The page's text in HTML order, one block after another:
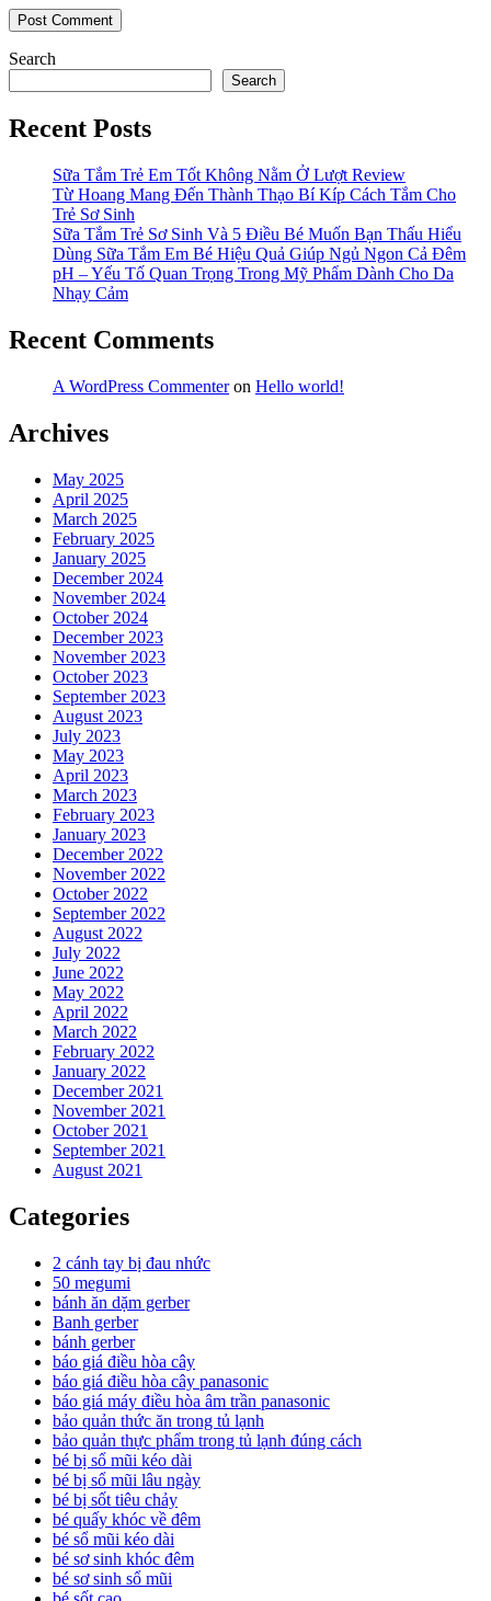
Search
Search
Recent Posts
Sữa Tắm Trẻ Em Tốt Không Nằm Ở Lượt Review
Từ Hoang Mang Đến Thành Thạo Bí Kíp Cách Tắm Cho
Trẻ Sơ Sinh
Sữa Tắm Trẻ Sơ Sinh Và 5 Điều Bé Muốn Bạn Thấu Hiểu
Dùng Sữa Tắm Em Bé Hiệu Quả Giúp Ngủ Ngon Cả Đêm
pH – Yếu Tố Quan Trọng Trong Mỹ Phẩm Dành Cho Da
Nhạy Cảm
Recent Comments
A WordPress Commenteron Hello world!
Archives
May 2025
April 2025
March 2025
February 2025
January 2025
December 2024
November 2024
October 2024
December 2023
November 2023
October 2023
September 2023
August 2023
July 2023
May 2023
April 2023
March 2023
February 2023
January 2023
December 2022
November 2022
October 2022
September 2022
August 2022
July 2022
June 2022
May 2022
April 2022
March 2022
February 2022
January 2022
December 2021
November 2021
October 2021
September 2021
August 2021
Categories
2 cánh tay bị đau nhức
50 megumi
bánh ăn dặm gerber
Banh gerber
bánh gerber
báo giá điều hòa cây
báo giá điều hòa cây panasonic
báo giá máy điều hòa âm trần panasonic
bảo quản thức ăn trong tủ lạnh
bảo quản thực phẩm trong tủ lạnh đúng cách
bé bị sổ mũi kéo dài
bé bị sổ mũi lâu ngày
bé bị sốt tiêu chảy
bé quấy khóc về đêm
bé sổ mũi kéo dài
bé sơ sinh khóc đêm
bé sơ sinh sổ mũi